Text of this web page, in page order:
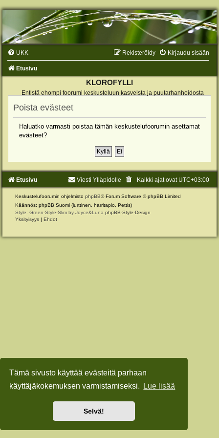
Tämä sivusto käyttää evästeitä parhaan
käyttäjäkokemuksen varmistamiseksi.
Lue lisää
Selvä!
UKK Kirjaudu sisään
Rekisteröidy
Etusivu
KLOROFYLLI
Entistä ehompi foorumi keskusteluun kasveista ja puutarhanhoidosta
Poista evästeet
Haluatko varmasti poistaa tämän keskustelufoorumin asettamat
evästeet?
Etusivu Kaikki ajat ovat UTC+03:00
Viesti Ylläpidolle
Keskustelufoorumin ohjelmisto phpBB® Forum Software © phpBB Limited
Käännös: phpBB Suomi (lurttinen, harritapio, Pettis)
Style: Green-Style-Slim by Joyce&Luna phpBB-Style-Design
Yksityisyys | Ehdot